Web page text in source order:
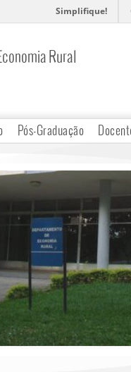
Simplifique!
Rural
Pós-Graduação